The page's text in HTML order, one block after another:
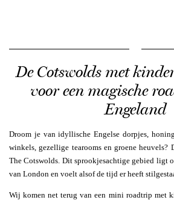
De Cotswolds met
voor een magische
Engeland
Droom je van idyllische Engelse dorpjes,
winkels, gezellige tearooms en groene heuvels?
The Cotswolds. Dit sprookjesachtige gebied ligt
van London en voelt alsof de tijd er heeft
Wij komen net terug van een mini roadtrip met